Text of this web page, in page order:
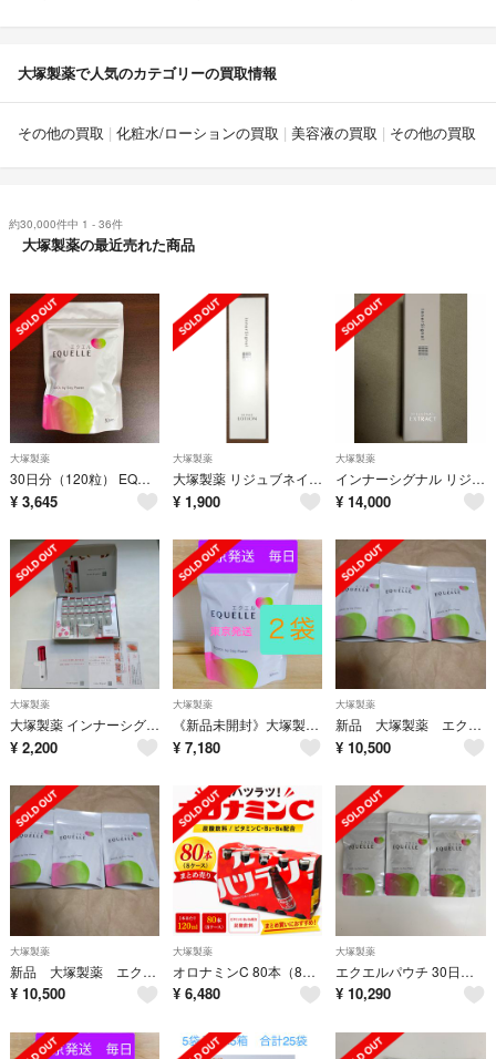
大塚製薬で人気のカテゴリーの買取情報
その他の買取 化粧水/ローションの買取 美容液の買取 その他の買取
約30,000件中 1 - 36件
大塚製薬の最近売れた商品
大塚製薬
30日分（120粒） EQUELLE エクエル 大塚製薬 国内正規品
¥ 3,645
大塚製薬
大塚製薬 リジュブネイト インナーシグナル ローション 150mL
¥ 1,900
大塚製薬
インナーシグナル リジュブネイト エキス 30ml 2本
¥ 14,000
大塚製薬
大塚製薬 インナーシグナルリジュブネイトエキス28包
¥ 2,200
大塚製薬
《新品未開封》大塚製薬 エクエル パウチ 120粒×2個 賞味期限2028.9
¥ 7,180
大塚製薬
新品 大塚製薬 エクエル90日分
¥ 10,500
大塚製薬
新品 大塚製薬 エクエル90日分
¥ 10,500
大塚製薬
オロナミンC 80本（8ケース）まとめ売り
¥ 6,480
大塚製薬
エクエルパウチ 30日分120粒x3袋
¥ 10,290